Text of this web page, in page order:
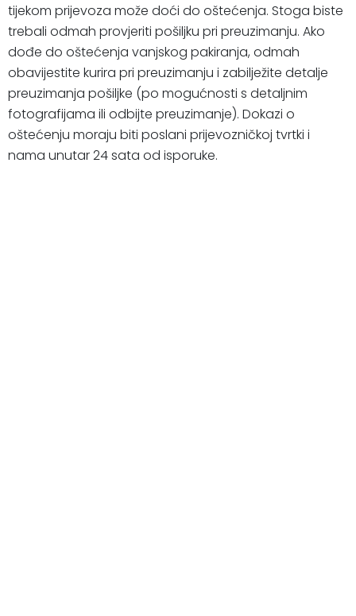
tijekom prijevoza može doći do oštećenja. Stoga biste
trebali odmah provjeriti pošiljku pri preuzimanju. Ako
dođe do oštećenja vanjskog pakiranja, odmah
obavijestite kurira pri preuzimanju i zabilježite detalje
preuzimanja pošiljke (po mogućnosti s detaljnim
fotografijama ili odbijte preuzimanje). Dokazi o
oštećenju moraju biti poslani prijevozničkoj tvrtki i
nama unutar 24 sata od isporuke.